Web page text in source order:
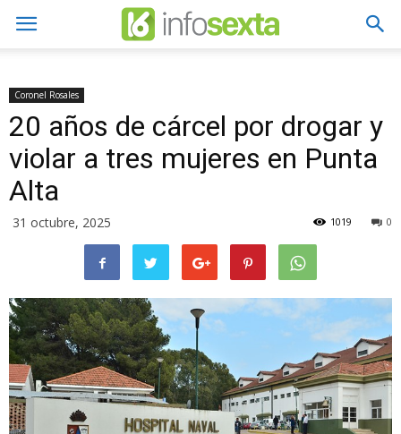
Coronel Rosales
20 años de cárcel por drogar y
violar a tres mujeres en Punta
Alta
31 octubre, 2025 0
1019